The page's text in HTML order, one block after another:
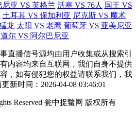
尼亚 VS 英格兰 活塞 VS 76人 国王 VS
土耳其 VS 保加利亚 尼克斯 VS 魔术
龙 太阳 VS 老鹰 葡萄牙 VS 亚美尼亚
尔 VS 阿尔巴尼亚
直播信号源均由用户收集或从搜索引
内容均来自互联网，我们自身不提供
，如有侵犯您的权益请联系我们，我
新时间：2026-04-08 03:46:01
Reserved 瓮中捉鳖网 版权所有